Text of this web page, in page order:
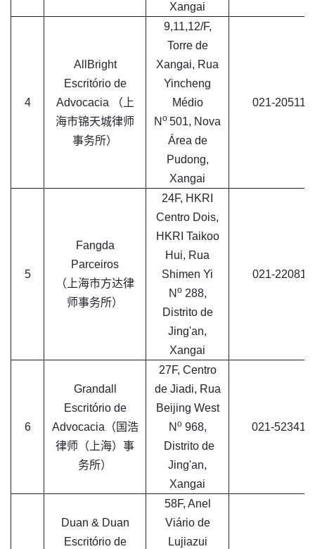
Xangai
4
AllBright
Escritório de
Advocacia （上
海市锦天城律师
事务所）
9,11,12/F,
Torre de
Xangai, Rua
Yincheng
Médio
N o 501, Nova
Área de
Pudong,
Xangai
021-
5
Fangda
Parceiros
（上海市方达律
师事务所）
24F, HKRI
Centro Dois,
HKRI Taikoo
Hui, Rua
Shimen Yi
N o288,
Distrito de
Jing'an,
Xangai
021-
6
Grandall
Escritório de
Advocacia（国浩
律师（上海）事
务所）
27F, Centro
de Jiadi, Rua
Beijing West
N o968,
Distrito de
Jing'an,
Xangai
021-
Duan & Duan
Escritório de
58F, Anel
Viário de
Lujiazui